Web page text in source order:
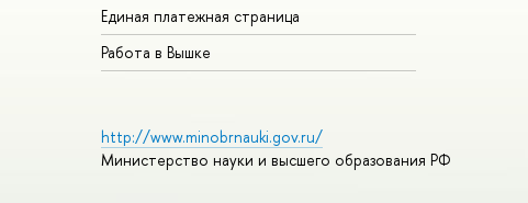
Единая платежная страница
Работа в Вышке
http://www.minobrnauki.gov.ru/
Министерство науки и высшего образования РФ